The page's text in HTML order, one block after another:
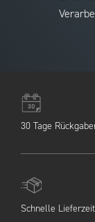
30 Tage
Schnelle